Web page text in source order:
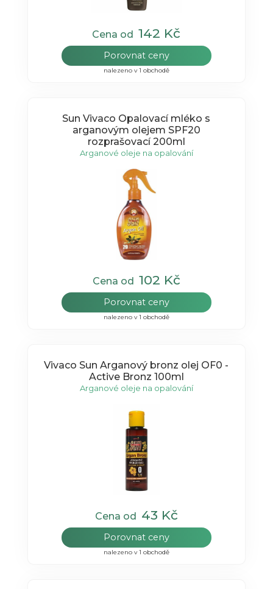
Cena od142 Kč
Porovnat ceny
nalezeno v 1 obchodě
Sun Vivaco Opalovací mléko s
arganovým olejem SPF20
rozprašovací 200ml
Arganové oleje na opalování
Cena od 102 Kč
Porovnat ceny
nalezeno v 1 obchodě
Vivaco Sun Arganový bronz olej OF0 -
Active Bronz 100ml
Arganové oleje na opalování
Cena od 43 Kč
Porovnat ceny
nalezeno v 1 obchodě